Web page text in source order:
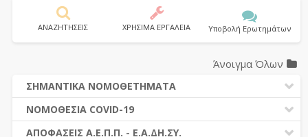
ΑΝΑΖΗΤΗΣΕΙΣ ΧΡΗΣΙΜΑ ΕΡΓΑΛΕΙΑ Υποβολή Ερωτημάτων
Άνοιγμα Όλων
ΣΗΜΑΝΤΙΚΑ ΝΟΜΟΘΕΤΗΜΑΤΑ
ΔΗΜΟΣΙΕΣ ΣΥΜΒΑΣΕΙΣ (Ν. 4412/2016)
ΔΗΜΟΤΙΚΟΣ ΚΩΔΙΚΑΣ (Ν.3463/2006)
ΝΟΜΟΘΕΣΙΑ COVID-19
ΝΟΜΟΘΕΣΙΑ - ΝΟΜΟΛΟΓΙΑ COVID -19
ΑΠΟΦΑΣΕΙΣ Α.Ε.Π.Π. - Ε.Α.ΔΗ.ΣΥ.